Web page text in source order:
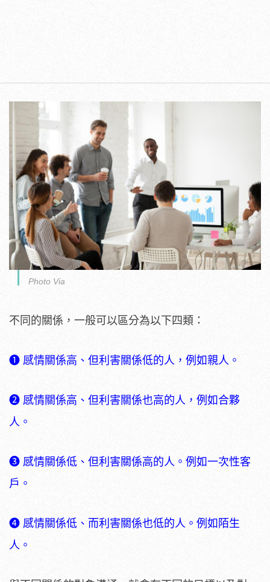
Photo Via
不同的關係，一般可以區分為以下四類：
❶ 感情關係高、但利害關係低的人，例如親人。
❷ 感情關係高、但利害關係也高的人，例如合夥
人。
❸ 感情關係低、但利害關係高的人。例如一次性客
戶。
❹ 感情關係低、而利害關係也低的人。例如陌生
人。